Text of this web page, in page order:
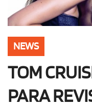
NEWS
TOM
PARA